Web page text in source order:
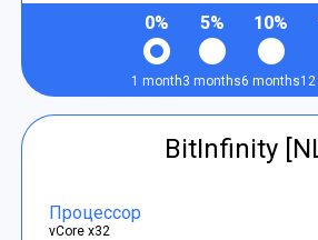
0%
1 month
5%
3 months
10%
6 months
BitInfinity
Процессор
vCore x32